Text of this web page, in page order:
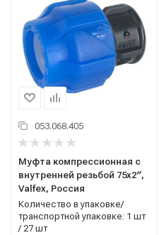
053.068.405
Муфта компрессионная с
внутренней резьбой 75x2′′,
Valfex, Россия
Количество в упаковке/
транспортной упаковке: 1 шт
/ 27 шт